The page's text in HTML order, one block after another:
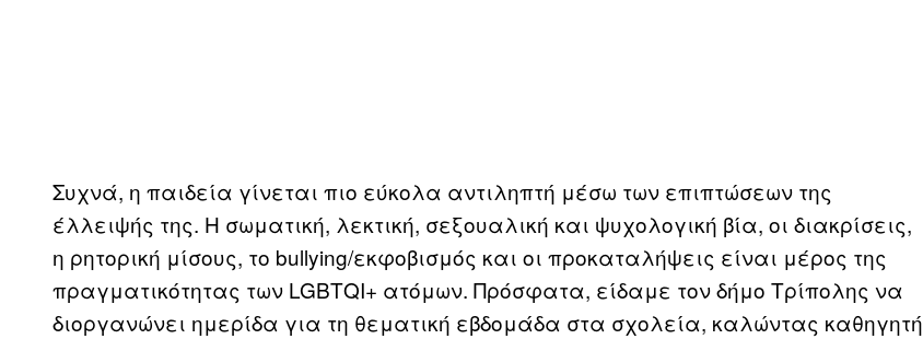
Συχνά, η παιδεία γίνεται πιο εύκολα αντιληπτή μέσω των επιπτώσεων της
έλλειψής της. Η σωματική, λεκτική, σεξουαλική και ψυχολογική βία, οι διακρίσεις,
η ρητορική μίσους, το bullying/εκφοβισμός και οι προκαταλήψεις είναι μέρος της
πραγματικότητας των LGBTQI+ ατόμων. Πρόσφατα, είδαμε τον δήμο Τρίπολης να
διοργανώνει ημερίδα για τη θεματική εβδομάδα στα σχολεία, καλώντας καθηγητή